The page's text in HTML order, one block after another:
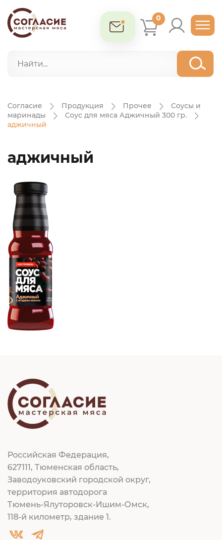
0
Согласие Продукция Прочее
Соусы и
маринады
Соус для мяса Аджичный 300 гр.
аджичный
аджичный
Российская Федерация,
627111, Тюменская область,
Заводоуковский городской округ,
территория автодорога
Тюмень-Ялуторовск-Ишим-Омск,
118-й километр, здание 1.